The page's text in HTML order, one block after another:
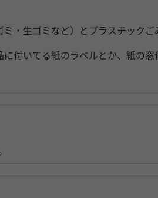
・生ゴミなど）とプラスチックご
付いてる紙のラベルとか、紙の